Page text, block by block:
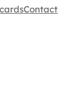
Contact